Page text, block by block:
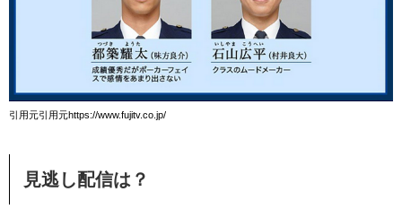
引用元引用元https://www.fujitv.co.jp/
見逃し配信は？